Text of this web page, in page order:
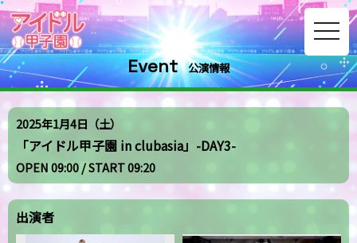
Event 公演情報
2025年1月4日（土）
「アイドル甲子園 in clubasia」-DAY3-
OPEN 09:00 / START 09:20
出演者
toggle